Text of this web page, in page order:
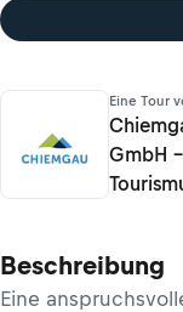
Eine Tour
GmbH –
Beschreibung
Eine